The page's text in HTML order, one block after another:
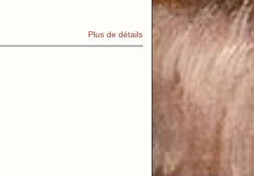
Plus de détails